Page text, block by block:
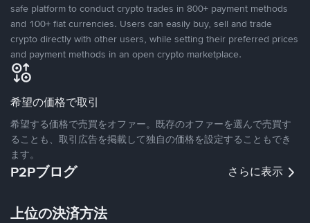
safe platform to conduct crypto trades in 800+ payment methods
and 100+ fiat currencies. Users can easily buy, sell and trade
crypto directly with other users, while setting their preferred prices
and payment methods in an open crypto marketplace.
希望の価格で取引
希望する価格で売買をオファー。既存のオファーを選んで売買す
ることも、取引広告を掲載して独自の価格を設定することもでき
ます。
P2Pブログ さらに表示
上位の決済方法